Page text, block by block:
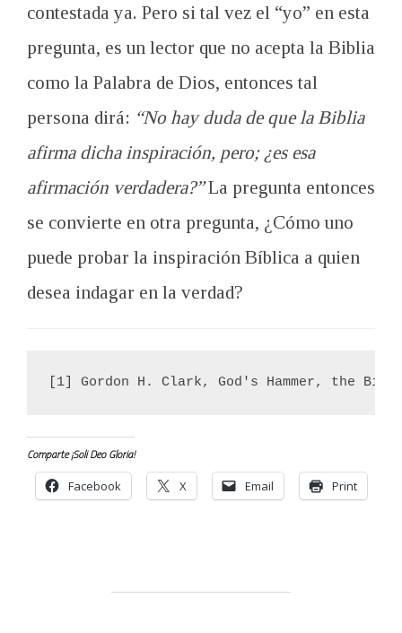
contestada ya. Pero si tal vez el “yo” en esta
pregunta, es un lector que no acepta la Biblia
como la Palabra de Dios, entonces tal
persona dirá: “No hay duda de que la Biblia
afirma dicha inspiración, pero; ¿es esa
afirmación verdadera?”La pregunta entonces
se convierte en otra pregunta, ¿Cómo uno
puede probar la inspiración Bíblica a quien
desea indagar en la verdad?
[1] Gordon H. Clark, God's Hammer, the
Comparte ¡Soli Deo Gloria!
Facebook X Email Print